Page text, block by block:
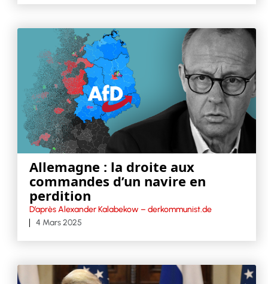
Allemagne : la droite aux
commandes d’un navire en
perdition
D’après Alexander Kalabekow – derkommunist.de
4 Mars 2025